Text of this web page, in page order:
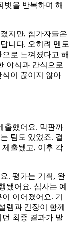
벗을 반복하며 해
지만, 참가자들은
니다. 오히려 멘토
로 느껴졌다고 해
야식과 간식으로
식이 끊이지 않아
출했어요. 막판까
팀도 있었죠. 결
제출됐고, 이후 각
. 평가는 기획, 완
됐어요. 심사는 예
이어졌어요. 기
렘과 긴장이 함께
최종 결과가 발